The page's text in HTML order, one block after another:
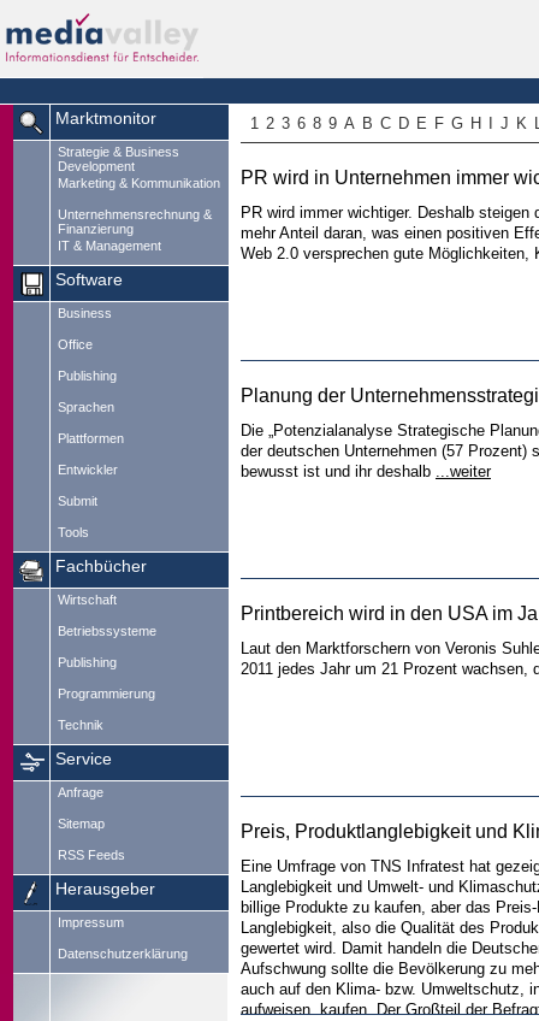
Marktmonitor
Strategie & Business
Development
Marketing & Kommunikation
Unternehmensrechnung &
Finanzierung
IT & Management
Software
Business
Office
Publishing
Sprachen
Plattformen
Entwickler
Submit
Tools
Fachbücher
Wirtschaft
Betriebssysteme
Publishing
Programmierung
Technik
Service
Anfrage
Sitemap
RSS Feeds
Herausgeber
Impressum
Datenschutzerklärung
1 2 3 6 8 9 A B C D E F G H J K
PR wird in Unternehmen immer
PR wird immer wichtiger. Deshalb
mehr Anteil daran, was einen positiven
Web 2.0 versprechen gute
Planung der
Die „Potenzialanalyse Strategische
der deutschen Unternehmen (57 Prozent)
bewusst ist und ihr deshalb ...weiter
Printbereich wird in den USA im
Laut den Marktforschern von Veronis
2011 jedes Jahr um 21 Prozent
Preis, Produktlanglebigkeit und
Eine Umfrage von TNS Infratest hat
Langlebigkeit und Umwelt- und
billige Produkte zu kaufen, aber das
Langlebigkeit, also die Qualität des
gewertet wird. Damit handeln die
Aufschwung sollte die Bevölkerung zu
auch auf den Klima- bzw. Umweltschutz,
aufweisen, kaufen. Der Großteil der